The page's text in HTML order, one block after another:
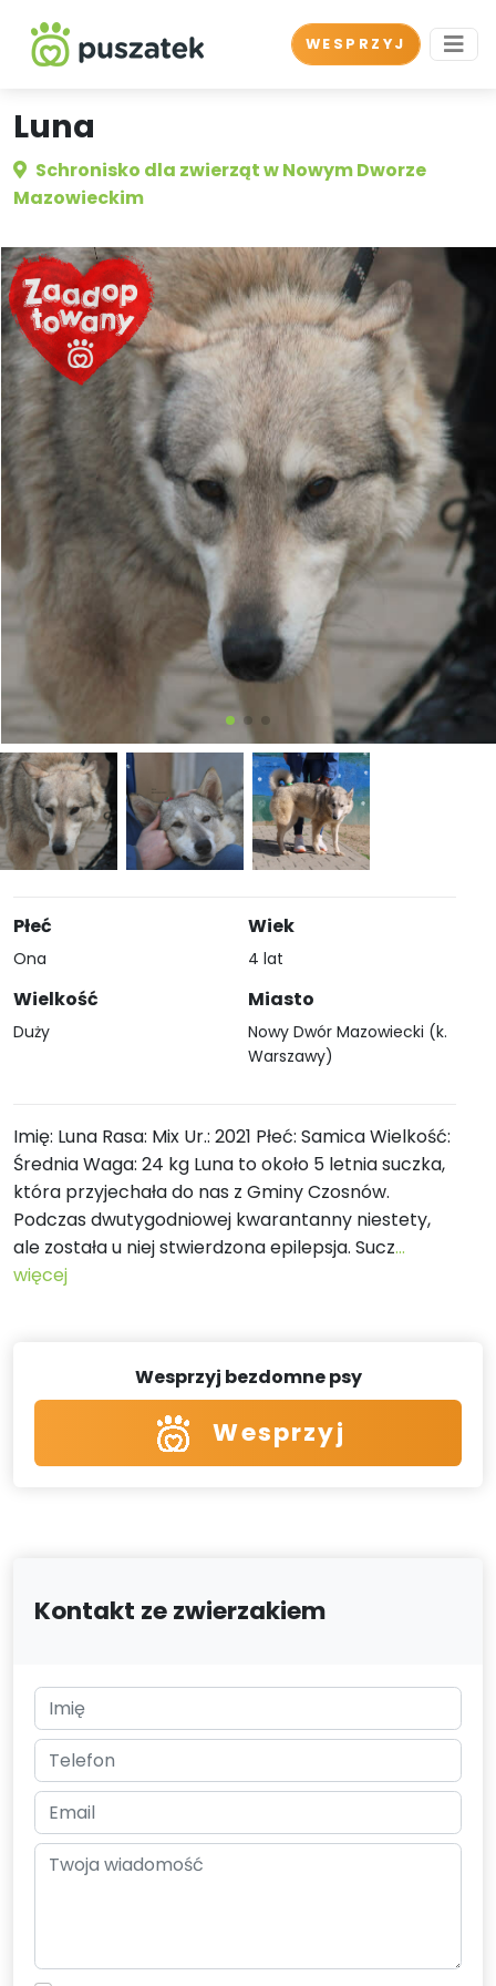
WESPRZYJ
Luna
Schronisko dla zwierząt w Nowym Dworze
Mazowieckim
Płeć
Ona
Wielkość
Duży
Wiek
4 lat
Miasto
Nowy Dwór Mazowiecki (k.
Warszawy)
Imię: Luna Rasa: Mix Ur.: 2021 Płeć: Samica Wielkość:
Średnia Waga: 24 kg Luna to około 5 letnia suczka,
która przyjechała do nas z Gminy Czosnów.
Podczas dwutygodniowej kwarantanny niestety,
ale została u niej stwierdzona epilepsja. Sucz...
więcej
Wesprzyj bezdomne psy
Wesprzyj
Kontakt ze zwierzakiem